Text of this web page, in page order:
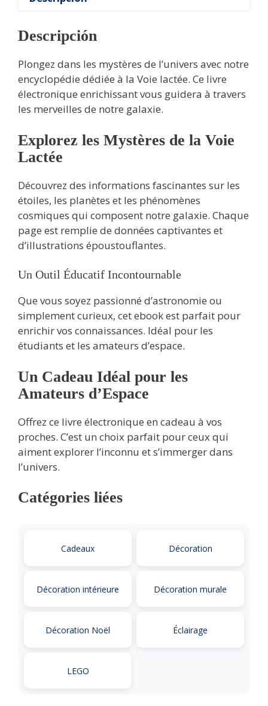
Descripción
Plongez dans les mystères de l’univers avec notre
encyclopédie dédiée à la Voie lactée. Ce livre
électronique enrichissant vous guidera à travers
les merveilles de notre galaxie.
Explorez les Mystères de la Voie
Lactée
Découvrez des informations fascinantes sur les
étoiles, les planètes et les phénomènes
cosmiques qui composent notre galaxie. Chaque
page est remplie de données captivantes et
d’illustrations époustouflantes.
Un Outil Éducatif Incontournable
Que vous soyez passionné d’astronomie ou
simplement curieux, cet ebook est parfait pour
enrichir vos connaissances. Idéal pour les
étudiants et les amateurs d’espace.
Un Cadeau Idéal pour les
Amateurs d’Espace
Offrez ce livre électronique en cadeau à vos
proches. C’est un choix parfait pour ceux qui
aiment explorer l’inconnu et s’immerger dans
l’univers.
Catégories liées
Cadeaux Décoration
Décoration intérieure Décoration murale
Décoration Noël Éclairage
LEGO